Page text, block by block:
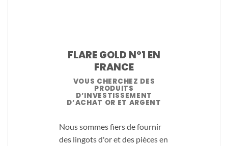
FLARE GOLD N°1 EN
FRANCE
VOUS CHERCHEZ DES
PRODUITS
D’INVESTISSEMENT
D’ACHAT OR ET ARGENT
Nous sommes fiers de fournir
des lingots d'or et des pièces en